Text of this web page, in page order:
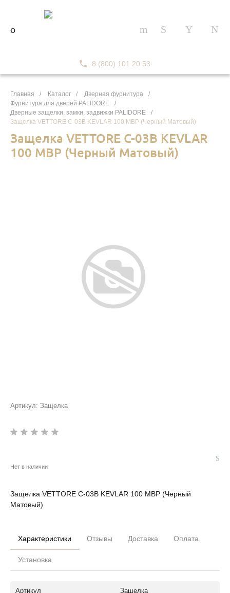
8 (800) 101 20 53
Главная / Каталог / Дверная фурнитура
/
Фурнитура для дверей PALIDORE
/
Дверные защелки, замки, задвижки PALIDORE
/
Защелка VETTORE C-03B KEVLAR 100 MBP (Черный Матовый)
Защелка VETTORE C-03B KEVLAR
100 MBP (Черный Матовый)
Артикул: Защелка
Нет в наличии
Защелка VETTORE C-03B KEVLAR 100 MBP (Черный
Матовый)
Характеристики Отзывы Доставка Оплата
Установка
Артикул Защелка